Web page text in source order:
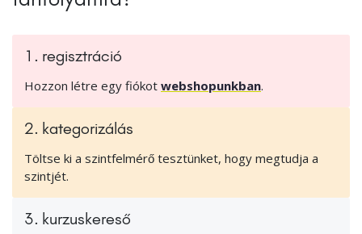
1. regisztráció
Hozzon létre egy fiókot webshopunkban.
2. kategorizálás
Töltse ki a szintfelmérő tesztünket, hogy megtudja a
szintjét.
3. kurzuskereső